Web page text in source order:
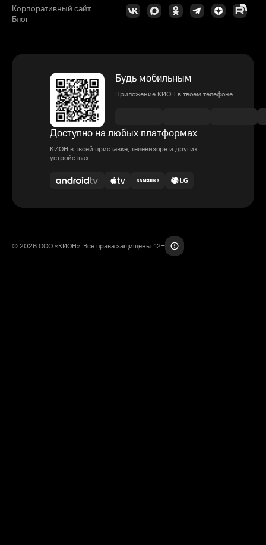
Корпоративный сайт
Блог
Будь мобильным
Приложение КИОН в твоем телефоне
Доступно на любых платформах
КИОН в твоей приставке, телевизоре и других
устройствах
© 2026 ООО «КИОН». Все права защищены. 12+